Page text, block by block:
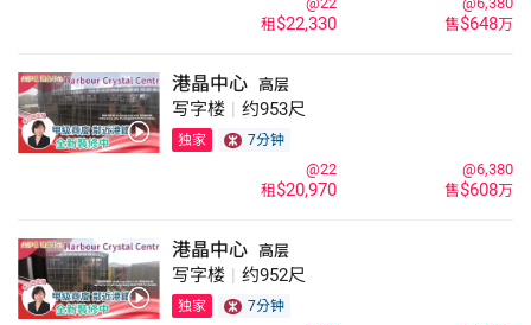
售$648万
租$22,330
港晶中心 高层
写字楼 约953尺
独家 7分钟
售$608万
@6,380
租$20,970
@22
港晶中心 高层
写字楼 约952尺
独家 7分钟